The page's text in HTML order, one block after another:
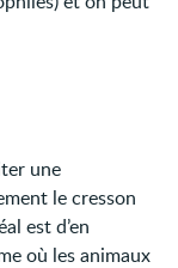
une
le cresson
est d’en
où les animaux